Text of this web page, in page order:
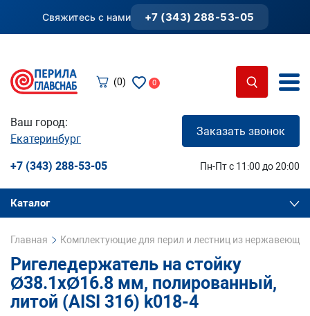
Свяжитесь с нами +7 (343) 288-53-05
(0) 0
Ваш город:
Екатеринбург
Заказать звонок
+7 (343) 288-53-05 Пн-Пт с 11:00 до 20:00
Каталог
Главная Комплектующие для перил и лестниц из
Ригеледержатель на стойку
Ø38.1хØ16.8 мм, полированный,
литой (AISI 316) k018-4